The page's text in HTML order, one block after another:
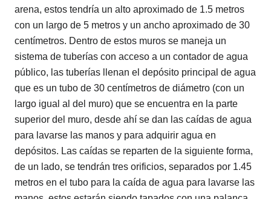
arena, estos tendría un alto aproximado de 1.5 metros
con un largo de 5 metros y un ancho aproximado de 30
centímetros. Dentro de estos muros se maneja un
sistema de tuberías con acceso a un contador de agua
público, las tuberías llenan el depósito principal de agua
que es un tubo de 30 centímetros de diámetro (con un
largo igual al del muro) que se encuentra en la parte
superior del muro, desde ahí se dan las caídas de agua
para lavarse las manos y para adquirir agua en
depósitos. Las caídas se reparten de la siguiente forma,
de un lado, se tendrán tres orificios, separados por 1.45
metros en el tubo para la caída de agua para lavarse las